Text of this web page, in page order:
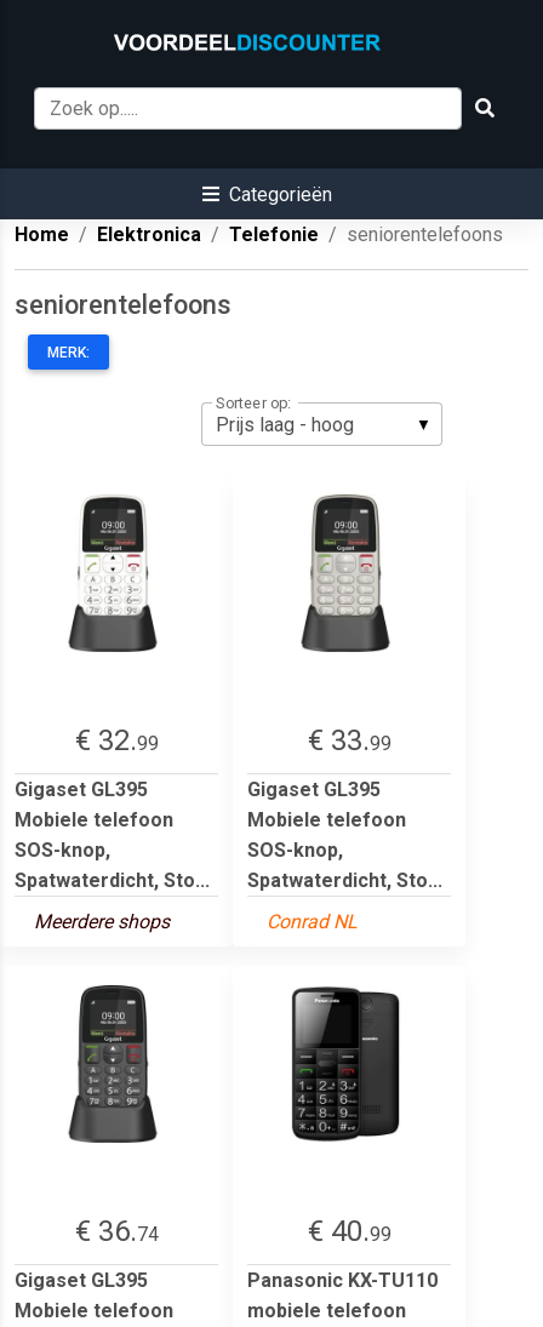
Categorieën
Home
Elektronica Telefonie seniorentelefoons
seniorentelefoons
MERK:
Sorteer op:
€ 32.99
Gigaset GL395
Mobiele telefoon
SOS-knop,
Spatwaterdicht, Sto...
Meerdere shops
€ 33.99
Gigaset GL395
Mobiele telefoon
SOS-knop,
Spatwaterdicht, Sto...
Conrad NL
€ 36.74
Gigaset GL395
Mobiele telefoon
€ 40.99
Panasonic KX-TU110
mobiele telefoon